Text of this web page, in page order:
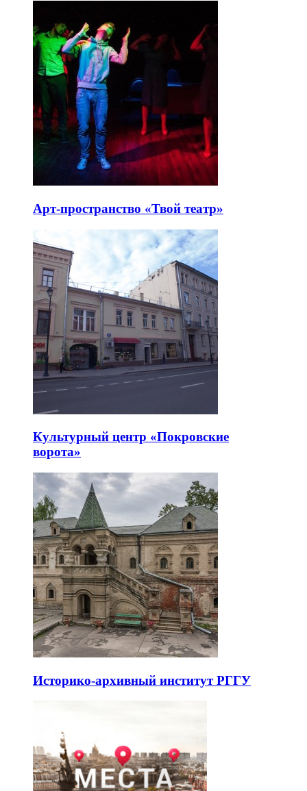
Арт-пространство «Твой театр»
Культурный центр «Покровские
ворота»
Историко-архивный институт РГГУ